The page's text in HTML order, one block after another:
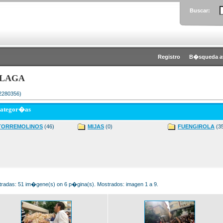
Buscar:
Registro B�squeda
(46) MIJAS (0) FUENGIROLA
51 im�gene(s) on 6 p�gina(s). Mostrados: imagen 1 a 9.